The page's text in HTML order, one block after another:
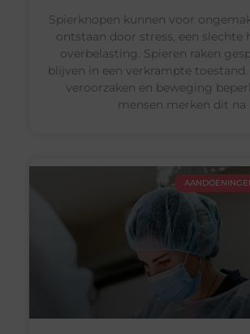
Spierknopen kunnen voor
ontstaan door stress, een slechte
overbelasting. Spieren raken
blijven in een verkrampte
veroorzaken en beweging
mensen merken dit na